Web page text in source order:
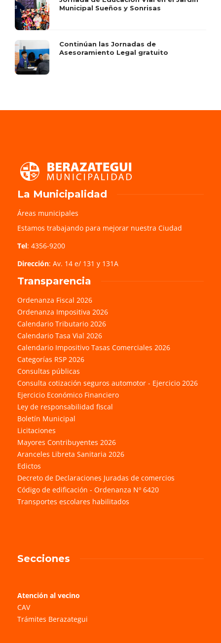
Municipal Sueños y Sonrisas
Continúan las Jornadas de
Asesoramiento Legal gratuito
La Municipalidad
Áreas municipales
Estamos trabajando para mejorar nuestra Ciudad
Tel: 4356-9200
Dirección: Av. 14 e/ 131 y 131A
Transparencia
Ordenanza Fiscal 2026
Ordenanza Impositiva 2026
Calendario Tributario 2026
Calendario Tasa Vial 2026
Calendario Impositivo Tasas Comerciales 2026
Categorías RSP 2026
Consultas públicas
Consulta cotización seguros automotor - Ejercicio 2026
Ejercicio Económico Financiero
Ley de responsabilidad fiscal
Boletín Municipal
Licitaciones
Mayores Contribuyentes 2026
Aranceles Libreta Sanitaria 2026
Edictos
Decreto de Declaraciones Juradas de comercios
Código de edificación - Ordenanza Nº 6420
Transportes escolares habilitados
Secciones
Atención al vecino
CAV
Trámites Berazategui